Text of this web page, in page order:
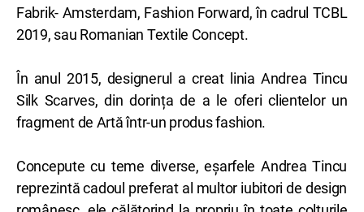
Fabrik- Amsterdam, Fashion Forward, în cadrul TCBL
2019, sau Romanian Textile Concept.
În anul 2015, designerul a creat linia Andrea Tincu
Silk Scarves, din dorința de a le oferi clientelor un
fragment de Artă într-un produs fashion.
Concepute cu teme diverse, eșarfele Andrea Tincu
reprezintă cadoul preferat al multor iubitori de design